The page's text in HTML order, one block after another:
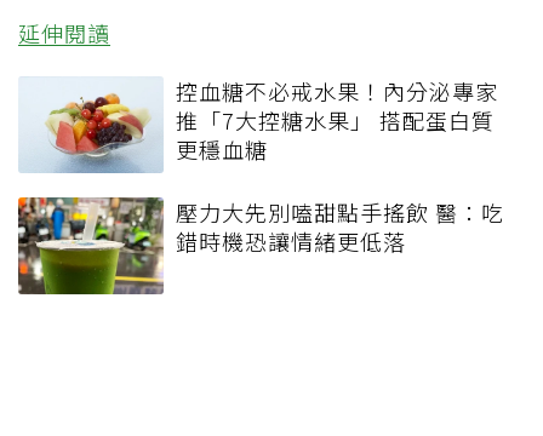
延伸閱讀
控血糖不必戒水果！內分泌專家
推「7大控糖水果」 搭配蛋白質
更穩血糖
壓力大先別嗑甜點手搖飲 醫：吃
錯時機恐讓情緒更低落